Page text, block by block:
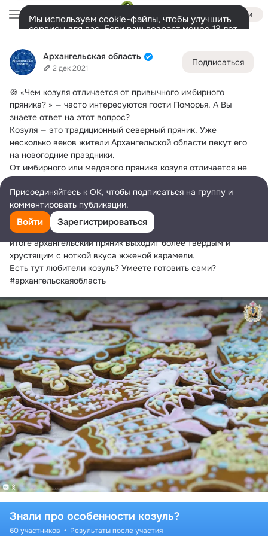
Архангельская область
2 дек 2021
Подписаться
🍪 «Чем козуля отличается от привычного имбирного
пряника? » — часто интересуются гости Поморья. А Вы
знаете ответ на этот вопрос?
Козуля — это традиционный северный пряник. Уже
несколько веков жители Архангельской области пекут его
на новогодние праздники.
От имбирного или медового пряника козуля отличается не
только своей историей, но и вкусом и технологией
приготовления.
Тесто готовится на пережженом сахаре и получается
темного коричневого цвета. Далее его формируют в
фигурки, запекают и украшают разноцветной глазурью. В
итоге архангельский пряник выходит более твердым и
хрустящим с ноткой вкуса жженой карамели.
Есть тут любители козуль? Умеете готовить сами?
#архангельскаяобласть
Знали про особенности козуль?
60 участников Результаты после участия
Войти
Мы используем cookie-файлы, чтобы улучшить
сервисы для вас. Если ваш возраст менее 13 лет,
представитель.
Разрешить все Настроить
Лента Участники Ещё
Дополнительная
колонка
Всё18 409 Обсуждаемые
Присоединяйтесь к ОК, чтобы подписаться на группу и
комментировать публикации.
Войти Зарегистрироваться